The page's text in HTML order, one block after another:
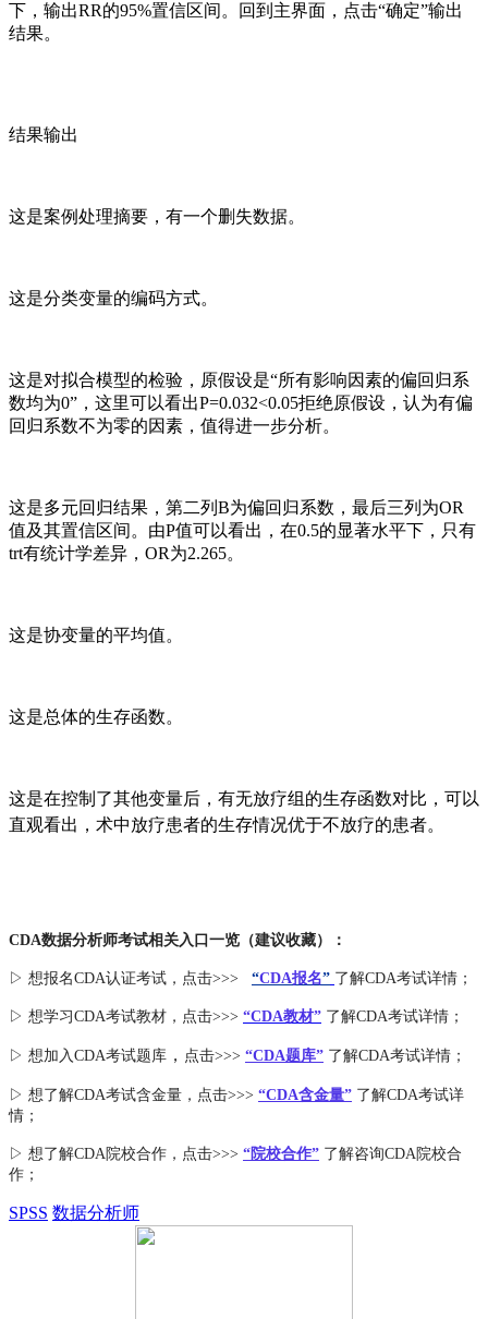
下，输出RR的95%置信区间。回到主界面，点击“确定”输出
结果。
结果输出
这是案例处理摘要，有一个删失数据。
这是分类变量的编码方式。
这是对拟合模型的检验，原假设是“所有影响因素的偏回归系
数均为0”，这里可以看出P=0.032<0.05拒绝原假设，认为有偏
回归系数不为零的因素，值得进一步分析。
这是多元回归结果，第二列B为偏回归系数，最后三列为OR
值及其置信区间。由P值可以看出，在0.5的显著水平下，只有
trt有统计学差异，OR为2.265。
这是协变量的平均值。
这是总体的生存函数。
这是在控制了其他变量后，有无放疗组的生存函数对比，可以
直观看出，术中放疗患者的生存情况优于不放疗的患者。
CDA数据分析师考试相关入口一览（建议收藏）：
▷ 想报名CDA认证考试，点击>>> “CDA报名” 了解CDA考试详情；
▷ 想学习CDA考试教材，点击>>> “CDA教材” 了解CDA考试详情；
▷ 想加入CDA考试题库 ， 点击>>> “CDA题库” 了解CDA考试详情；
▷ 想了解CDA考试含金量 ，点击>>> “CDA含金量” 了解CDA考试详
情；
▷ 想了解CDA院校合作 ，点击>>> “院校合作” 了解咨询CDA院校合
作；
SPSS 数据分析师